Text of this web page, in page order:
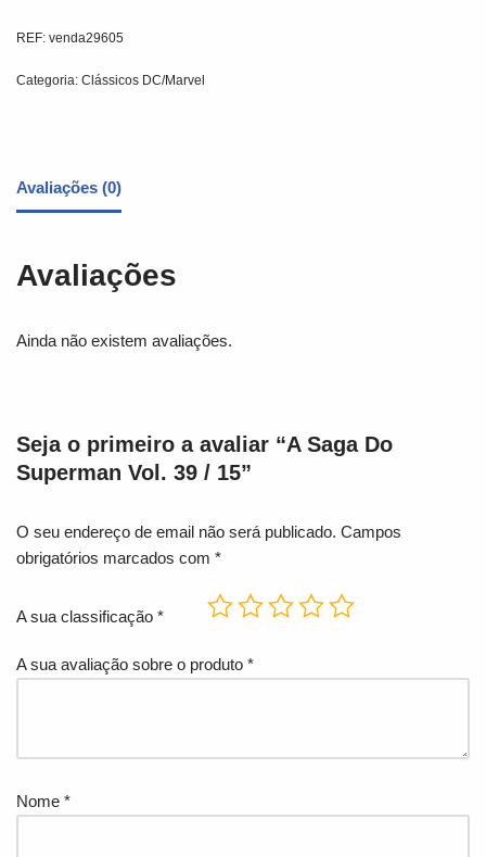
REF: venda29605
Categoria: Clássicos DC/Marvel
Avaliações (0)
Avaliações
Ainda não existem avaliações.
Seja o primeiro a avaliar “A Saga Do
Superman Vol. 39 / 15”
O seu endereço de email não será publicado. Campos
obrigatórios marcados com *
A sua classificação *
A sua avaliação sobre o produto *
Nome *